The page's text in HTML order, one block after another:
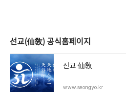
선교(仙敎) 공식홈페이지
선교 仙敎
www.seongyo.kr